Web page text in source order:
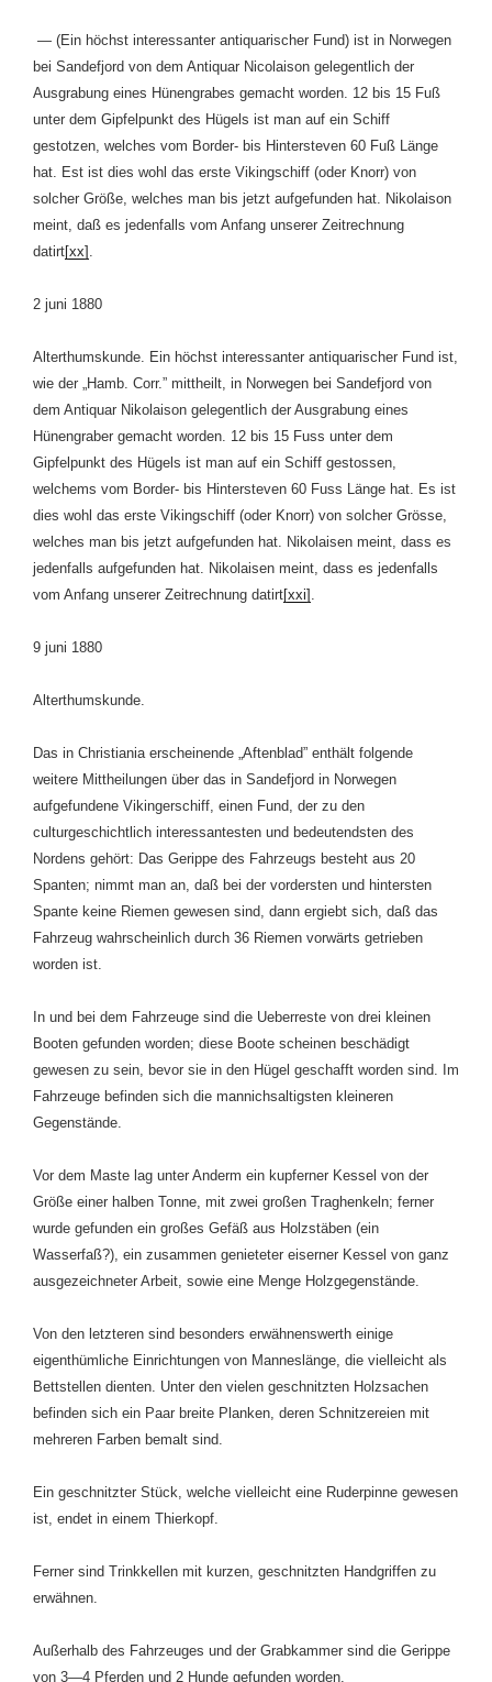
— (Ein höchst interessanter antiquarischer Fund) ist in Norwegen
bei Sandefjord von dem Antiquar Nicolaison gelegentlich der
Ausgrabung eines Hünengrabes gemacht worden. 12 bis 15 Fuß
unter dem Gipfelpunkt des Hügels ist man auf ein Schiff
gestotzen, welches vom Border- bis Hintersteven 60 Fuß Länge
hat. Est ist dies wohl das erste Vikingschiff (oder Knorr) von
solcher Größe, welches man bis jetzt aufgefunden hat. Nikolaison
meint, daß es jedenfalls vom Anfang unserer Zeitrechnung
datirt[xx] .
2 juni 1880
Alterthumskunde. Ein höchst interessanter antiquarischer Fund ist,
wie der „Hamb. Corr.” mittheilt, in Norwegen bei Sandefjord von
dem Antiquar Nikolaison gelegentlich der Ausgrabung eines
Hünengraber gemacht worden. 12 bis 15 Fuss unter dem
Gipfelpunkt des Hügels ist man auf ein Schiff gestossen,
welchems vom Border- bis Hintersteven 60 Fuss Länge hat. Es ist
dies wohl das erste Vikingschiff (oder Knorr) von solcher Grösse,
welches man bis jetzt aufgefunden hat. Nikolaisen meint, dass es
jedenfalls aufgefunden hat. Nikolaisen meint, dass es jedenfalls
vom Anfang unserer Zeitrechnung datirt[xxi] .
9 juni 1880
Alterthumskunde.
Das in Christiania erscheinende „Aftenblad” enthält folgende
weitere Mittheilungen über das in Sandefjord in Norwegen
aufgefundene Vikingerschiff, einen Fund, der zu den
culturgeschichtlich interessantesten und bedeutendsten des
Nordens gehört: Das Gerippe des Fahrzeugs besteht aus 20
Spanten; nimmt man an, daß bei der vordersten und hintersten
Spante keine Riemen gewesen sind, dann ergiebt sich, daß das
Fahrzeug wahrscheinlich durch 36 Riemen vorwärts getrieben
worden ist.
In und bei dem Fahrzeuge sind die Ueberreste von drei kleinen
Booten gefunden worden; diese Boote scheinen beschädigt
gewesen zu sein, bevor sie in den Hügel geschafft worden sind. Im
Fahrzeuge befinden sich die mannichsaltigsten kleineren
Gegenstände.
Vor dem Maste lag unter Anderm ein kupferner Kessel von der
Größe einer halben Tonne, mit zwei großen Traghenkeln; ferner
wurde gefunden ein großes Gefäß aus Holzstäben (ein
Wasserfaß?), ein zusammen genieteter eiserner Kessel von ganz
ausgezeichneter Arbeit, sowie eine Menge Holzgegenstände.
Von den letzteren sind besonders erwähnenswerth einige
eigenthümliche Einrichtungen von Manneslänge, die vielleicht als
Bettstellen dienten. Unter den vielen geschnitzten Holzsachen
befinden sich ein Paar breite Planken, deren Schnitzereien mit
mehreren Farben bemalt sind.
Ein geschnitzter Stück, welche vielleicht eine Ruderpinne gewesen
ist, endet in einem Thierkopf.
Ferner sind Trinkkellen mit kurzen, geschnitzten Handgriffen zu
erwähnen.
Außerhalb des Fahrzeuges und der Grabkammer sind die Gerippe
von 3—4 Pferden und 2 Hunde gefunden worden.